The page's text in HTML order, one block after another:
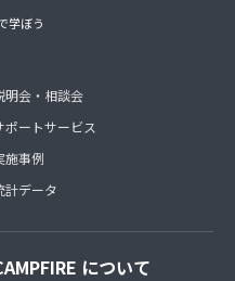
学ぼう
明会・相談会
ポートサービス
施事例
計データ
について